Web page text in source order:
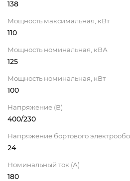
138
Мощность максимальная, кВт
110
Мощность номинальная, кВА
125
Мощность номинальная, кВт
100
Напряжение (В)
400/230
Напряжение бортового
24
Номинальный ток (А)
180